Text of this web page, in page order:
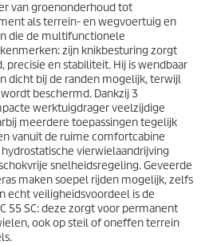
van groenonderhoud tot
als terrein- en wegvoertuig en
die de multifunctionele
zijn knikbesturing zorgt
en stabiliteit. Hij is wendbaar
dicht bij de randen mogelijk, terwijl
beschermd. Dankzij 3
werktuigdrager veelzijdige
meerdere toepassingen tegelijk
vanuit de ruime comfortcabine
vierwielaandrijving
snelheidsregeling. Geveerde
maken soepel rijden mogelijk, zelfs
echt veiligheidsvoordeel is de
55 SC: deze zorgt voor permanent
ook op steil of oneffen terrein